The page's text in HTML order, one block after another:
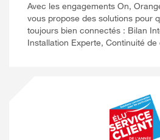
Avec les engagements On,
vous propose des solutions pour
toujours bien connectés : Bilan
Installation Experte, Continuité de